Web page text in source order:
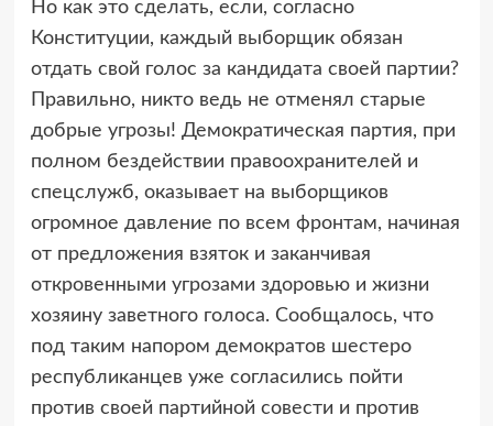
Но как это сделать, если, согласно
Конституции, каждый выборщик обязан
отдать свой голос за кандидата своей партии?
Правильно, никто ведь не отменял старые
добрые угрозы! Демократическая партия, при
полном бездействии правоохранителей и
спецслужб, оказывает на выборщиков
огромное давление по всем фронтам, начиная
от предложения взяток и заканчивая
откровенными угрозами здоровью и жизни
хозяину заветного голоса. Сообщалось, что
под таким напором демократов шестеро
республиканцев уже согласились пойти
против своей партийной совести и против